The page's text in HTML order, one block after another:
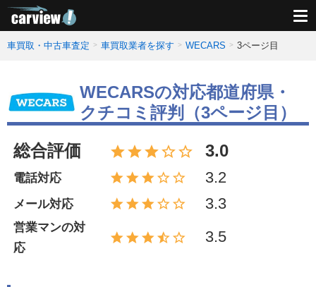
車買取・中古車査定 車買取業者を探す WECARS 3ページ目
WECARSの対応都道府県・
クチコミ評判（3ページ目）
総合評価 3.0
電話対応 3.2
メール対応 3.3
営業マンの対
応
3.5